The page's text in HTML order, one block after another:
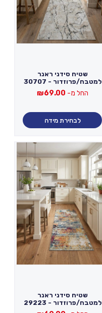
שטיח סידני ראנר
למטבח/פרוזדור - 30707
החל מ- ₪69.00
לבחירת מידה
שטיח סידני ראנר
למטבח/פרוזדור - 29223